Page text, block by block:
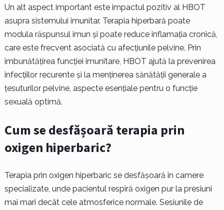
Un alt aspect important este impactul pozitiv al HBOT
asupra sistemului imunitar. Terapia hiperbară poate
modula răspunsul imun și poate reduce inflamația cronică,
care este frecvent asociată cu afecțiunile pelvine. Prin
îmbunătățirea funcției imunitare, HBOT ajută la prevenirea
infecțiilor recurente și la menținerea sănătății generale a
țesuturilor pelvine, aspecte esențiale pentru o funcție
sexuală optimă.
Cum se desfășoară terapia prin
oxigen hiperbaric?
Terapia prin oxigen hiperbaric se desfășoară în camere
specializate, unde pacientul respiră oxigen pur la presiuni
mai mari decât cele atmosferice normale. Sesiunile de